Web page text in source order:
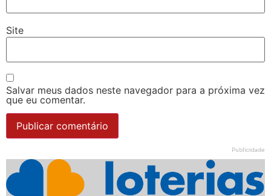
Site
Salvar meus dados neste navegador para a próxima vez
que eu comentar.
Publicidade